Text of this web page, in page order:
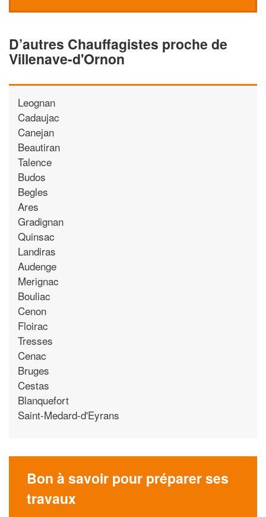
D’autres Chauffagistes proche de
Villenave-d'Ornon
Leognan
Cadaujac
Canejan
Beautiran
Talence
Budos
Begles
Ares
Gradignan
Quinsac
Landiras
Audenge
Merignac
Bouliac
Cenon
Floirac
Tresses
Cenac
Bruges
Cestas
Blanquefort
Saint-Medard-d'Eyrans
Bon à savoir pour préparer ses
travaux